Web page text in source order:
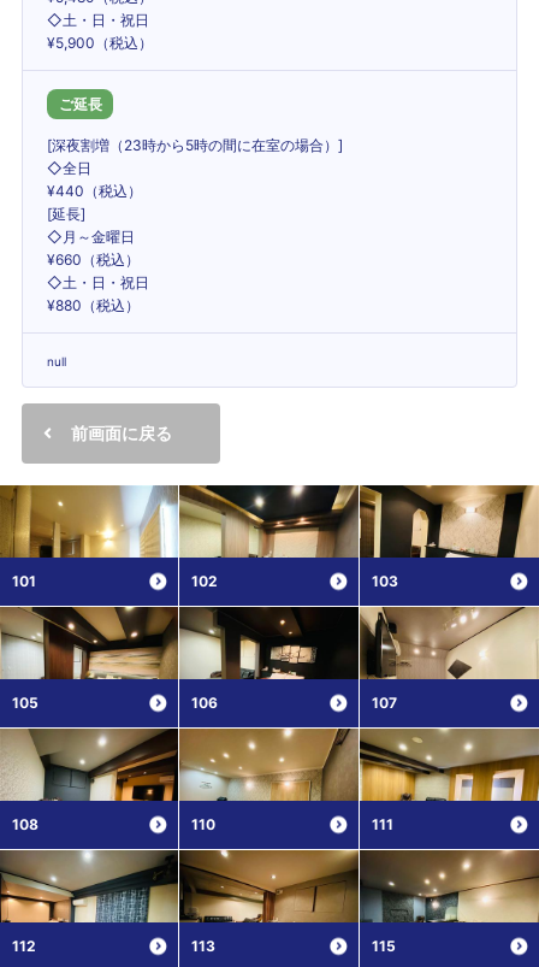
◇土・日・祝日
¥5,900（税込）
ご延長
[深夜割増（23時から5時の間に在室の場合）]
◇全日
¥440（税込）
[延長]
◇月～金曜日
¥660（税込）
◇土・日・祝日
¥880（税込）
null
前画面に戻る
101 102 103
105 106 107
108 110 111
112 113 115